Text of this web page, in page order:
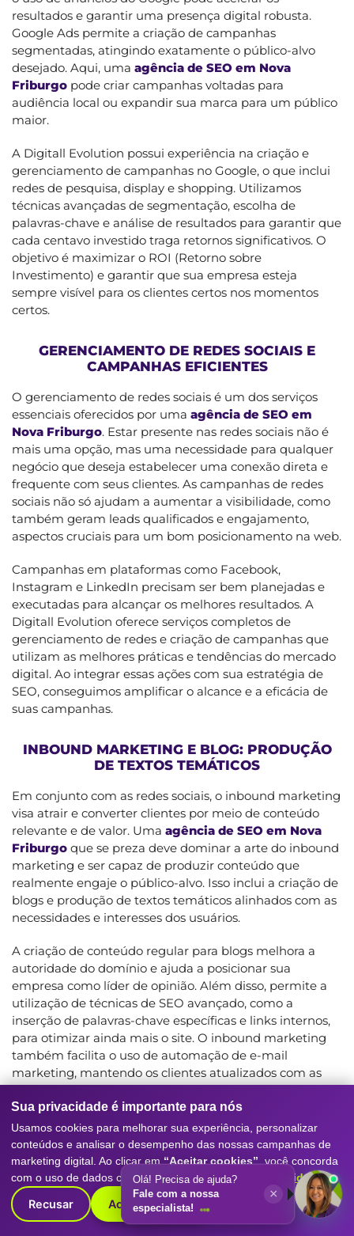
resultados e garantir uma presença digital robusta.
Google Ads permite a criação de campanhas
segmentadas, atingindo exatamente o público-alvo
desejado. Aqui, uma agência de SEO em Nova
Friburgo pode criar campanhas voltadas para
audiência local ou expandir sua marca para um público
maior.
A Digitall Evolution possui experiência na criação e
gerenciamento de campanhas no Google, o que inclui
redes de pesquisa, display e shopping. Utilizamos
técnicas avançadas de segmentação, escolha de
palavras-chave e análise de resultados para garantir que
cada centavo investido traga retornos significativos. O
objetivo é maximizar o ROI (Retorno sobre
Investimento) e garantir que sua empresa esteja
sempre visível para os clientes certos nos momentos
certos.
GERENCIAMENTO DE REDES SOCIAIS E
CAMPANHAS EFICIENTES
O gerenciamento de redes sociais é um dos serviços
essenciais oferecidos por uma agência de SEO em
Nova Friburgo. Estar presente nas redes sociais não é
mais uma opção, mas uma necessidade para qualquer
negócio que deseja estabelecer uma conexão direta e
frequente com seus clientes. As campanhas de redes
sociais não só ajudam a aumentar a visibilidade, como
também geram leads qualificados e engajamento,
aspectos cruciais para um bom posicionamento na web.
Campanhas em plataformas como Facebook,
Instagram e LinkedIn precisam ser bem planejadas e
executadas para alcançar os melhores resultados. A
Digitall Evolution oferece serviços completos de
gerenciamento de redes e criação de campanhas que
utilizam as melhores práticas e tendências do mercado
digital. Ao integrar essas ações com sua estratégia de
SEO, conseguimos amplificar o alcance e a eficácia de
suas campanhas.
INBOUND MARKETING E BLOG: PRODUÇÃO
DE TEXTOS TEMÁTICOS
Em conjunto com as redes sociais, o inbound marketing
visa atrair e converter clientes por meio de conteúdo
relevante e de valor. Uma agência de SEO em Nova
Friburgo que se preza deve dominar a arte do inbound
marketing e ser capaz de produzir conteúdo que
realmente engaje o público-alvo. Isso inclui a criação de
blogs e produção de textos temáticos alinhados com as
necessidades e interesses dos usuários.
A criação de conteúdo regular para blogs melhora a
autoridade do domínio e ajuda a posicionar sua
empresa como líder de opinião. Além disso, permite a
utilização de técnicas de SEO avançado, como a
inserção de palavras-chave específicas e links internos,
para otimizar ainda mais o site. O inbound marketing
também facilita o uso de automação de e-mail
marketing, mantendo os clientes atualizados com as
últimas novidades e promoções.
APPS, SISTEMAS E PLATAFORMAS DE
CONVERSÃO
A transformação digital não se limita apenas a websites
e plataformas de busca. A criação de apps e sistemas
personalizados pode ser um diferencial competitivo
para muitas empresas. Uma boaagência de SEO em
Sua privacidade é importante para nós
Usamos cookies para melhorar sua experiência, personalizar
conteúdos e analisar o desempenho das nossas campanhas de
marketing digital. Ao clicar em “Aceitar cookies” , você concorda
com o uso de dados conforme nossaPolítica de Privacidade.
Recusar Aceitar cookies
Olá! Precisa de ajuda?
Fale com a nossa
especialista!
×